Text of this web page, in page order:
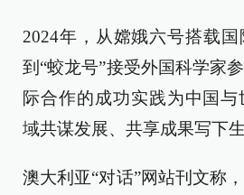
2024年，从嫦娥六号搭载国
到“蛟龙号”接受外国科学家
际合作的成功实践为中国
域共谋发展、共享成果写下生
澳大利亚“对话”网站刊文称